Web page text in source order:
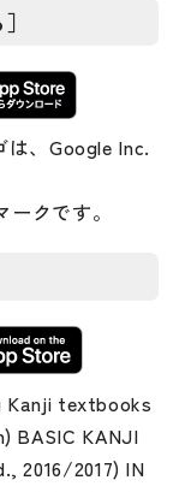
、Google Inc.
クです。
Kanji textbooks
BASIC KANJI
2016/2017) IN